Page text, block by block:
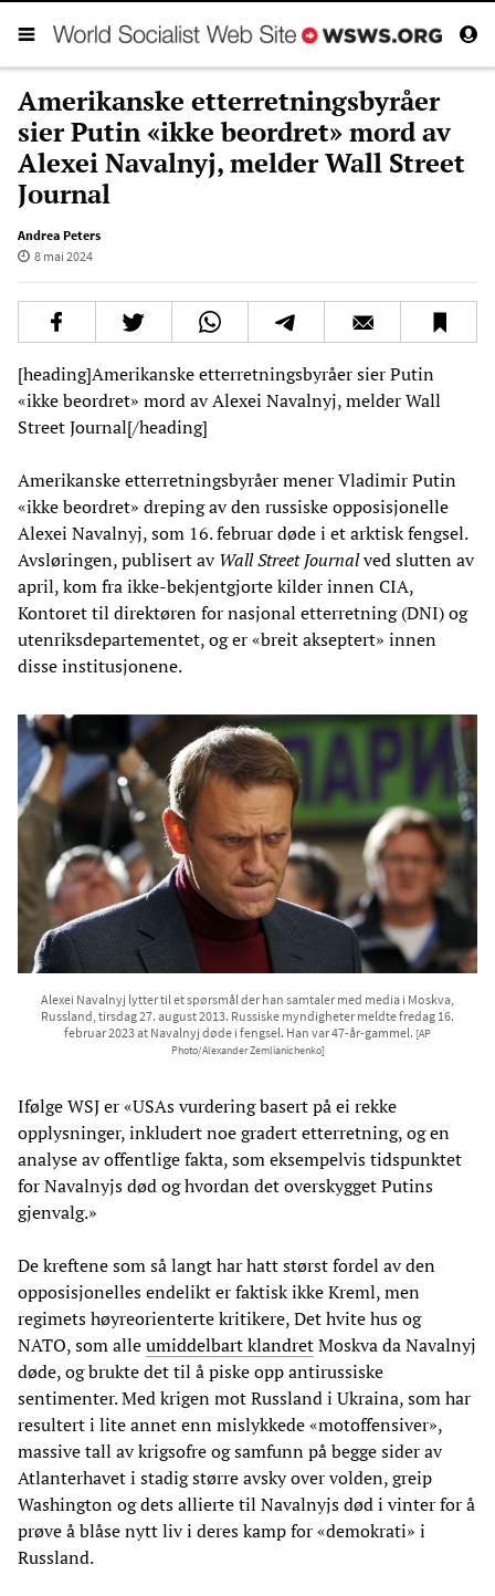
Amerikanske etterretningsbyråer
sier Putin «ikke beordret» mord av
Alexei Navalnyj, melder Wall Street
Journal
Andrea Peters
8 mai 2024
[heading]Amerikanske etterretningsbyråer sier Putin
«ikke beordret» mord av Alexei Navalnyj, melder Wall
Street Journal[/heading]
Amerikanske etterretningsbyråer mener Vladimir Putin
«ikke beordret» dreping av den russiske opposisjonelle
Alexei Navalnyj, som 16. februar døde i et arktisk fengsel.
Avsløringen, publisert avWall Street Journalved slutten av
april, kom fra ikke-bekjentgjorte kilder innen CIA,
Kontoret til direktøren for nasjonal etterretning (DNI) og
utenriksdepartementet, og er «breit akseptert» innen
disse institusjonene.
Alexei Navalnyj lytter til et spørsmål der han samtaler med media i Moskva,
Russland, tirsdag 27. august 2013. Russiske myndigheter meldte fredag 16.
februar 2023 at Navalnyj døde i fengsel. Han var 47-år-gammel. [AP
Photo/Alexander Zemlianichenko]
Ifølge WSJ er «USAs vurdering basert på ei rekke
opplysninger, inkludert noe gradert etterretning, og en
analyse av offentlige fakta, som eksempelvis tidspunktet
for Navalnyjs død og hvordan det overskygget Putins
gjenvalg.»
De kreftene som så langt har hatt størst fordel av den
opposisjonelles endelikt er faktisk ikke Kreml, men
regimets høyreorienterte kritikere, Det hvite hus og
NATO, som alleumiddelbart klandretMoskva da Navalnyj
døde, og brukte det til å piske opp antirussiske
sentimenter. Med krigen mot Russland i Ukraina, som har
resultert i lite annet enn mislykkede «motoffensiver»,
massive tall av krigsofre og samfunn på begge sider av
Atlanterhavet i stadig større avsky over volden, greip
Washington og dets allierte til Navalnyjs død i vinter for å
prøve å blåse nytt liv i deres kamp for «demokrati» i
Russland.